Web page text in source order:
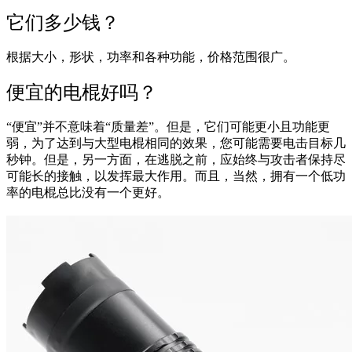
它们多少钱？
根据大小，形状，功率和各种功能，价格范围很广。
便宜的电棍好吗？
“便宜”并不意味着“质量差”。但是，它们可能更小且功能更
弱，为了达到与大型电棍相同的效果，您可能需要电击目标几
秒钟。但是，另一方面，在逃脱之前，应始终与攻击者保持尽
可能长的接触，以发挥最大作用。而且，当然，拥有一个低功
率的电棍总比没有一个更好。